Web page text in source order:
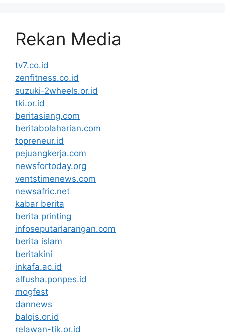
Rekan Media
tv7.co.id
zenfitness.co.id
suzuki-2wheels.or.id
tki.or.id
beritasiang.com
beritabolaharian.com
topreneur.id
pejuangkerja.com
newsfortoday.org
ventstimenews.com
newsafric.net
kabar berita
berita printing
infoseputarlarangan.com
berita islam
beritakini
inkafa.ac.id
alfusha.ponpes.id
mogfest
dannews
balqis.or.id
relawan-tik.or.id